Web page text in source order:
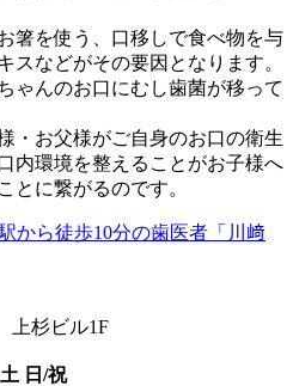
箸を使う、口移しで食べ物を与
スなどがその要因となります。
ゃんのお口にむし歯菌が移って
・お父様がご自身のお口の衛生
内環境を整えることがお子様へ
とに繋がるのです。
上杉ビル1F
土 日/祝